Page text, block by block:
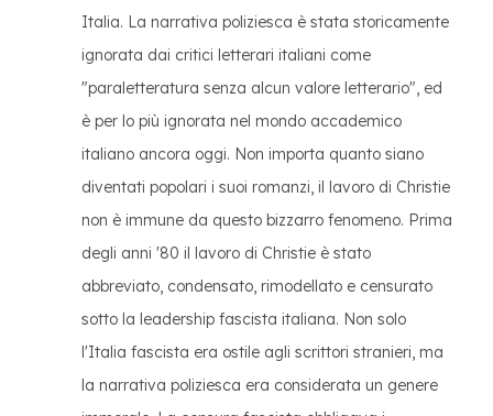
Italia. La narrativa poliziesca è stata storicamente
ignorata dai critici letterari italiani come
"paraletteratura senza alcun valore letterario", ed
è per lo più ignorata nel mondo accademico
italiano ancora oggi. Non importa quanto siano
diventati popolari i suoi romanzi, il lavoro di Christie
non è immune da questo bizzarro fenomeno. Prima
degli anni '80 il lavoro di Christie è stato
abbreviato, condensato, rimodellato e censurato
sotto la leadership fascista italiana. Non solo
l'Italia fascista era ostile agli scrittori stranieri, ma
la narrativa poliziesca era considerata un genere